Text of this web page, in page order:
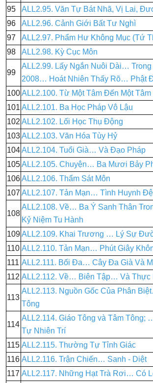
95
ALL2.95. Văn Tự Bát Nhã, Vị Lai,
96
ALL2.96. Cảnh Giới Bất Tư Nghì
97
ALL2.97. Phẩm Hư Không Mục (Tứ
98
ALL2.98. Kỳ Cục Môn
99
ALL2.99. Lấy Ngắn Nuôi Dài…
2008… Hoát Nhiên Thấy Rõ… Phật
100ALL2.100. Từ Một Tâm Đến Một Tâm
101 ALL2.101. Ba Học Pháp Vô Lậu
102 ALL2.102. Lối Học Thụ Động
103ALL2.103. Văn Hóa Tùy Hỷ
104ALL2.104. Tuổi Già… Và Đạo Pháp
105ALL2.105. Chuyện… Ba Mươi Bảy
106ALL2.106. Thẩm Sát Môn
107 ALL2.107. Tản Mạn… Tình Huynh Đệ
108
ALL2.108. Về… Ba Ý Sanh Thân
Kỷ Niệm Tu Hành
109ALL2.109. Khai Trương … Lý Sự
110 ALL2.110. Tản Mạn… Phút Giây
111 ALL2.111. Bối Đa… Cây Đa Già Và
112 ALL2.112. Về… Biên Tập… Và Thực
113
ALL2.113. Nguồn Gốc Của Phân
Tông
114
ALL2.114. Giáo Tông và Tâm Tông;
Tự Nhiên Trí
115 ALL2.115. Thường Tự Tỉnh Giác
116 ALL2.116. Trận Chiến… Sanh - Diệt
117 ALL2.117. Những Hạt Trà Rơi… Có